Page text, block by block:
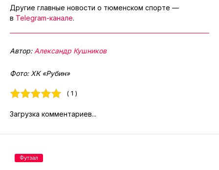
Другие главные новости о тюменском спорте —
в Telegram-канале.
Автор: Александр Кушников
Фото: ХК «Рубин»
( 1 )
Загрузка комментариев...
Футзал